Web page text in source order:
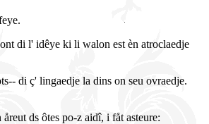
di l' idêye ki li walon est èn atroclaedje
di ç' lingaedje la dins on seu ovraedje.
ds ôtes po-z aidî, i fåt asteure: